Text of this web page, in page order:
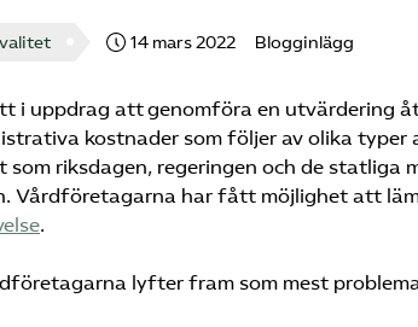
14 mars 2022 Blogginlägg
i uppdrag att genomföra en utvärdering
kostnader som följer av olika
som riksdagen, regeringen och de statliga
Vårdföretagarna har fått möjlighet att
.
lyfter fram som mest